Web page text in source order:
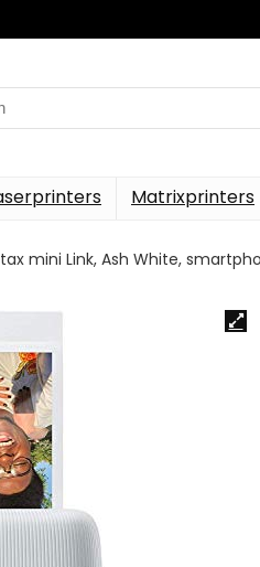
Matrixprinters
mini Link, Ash White,